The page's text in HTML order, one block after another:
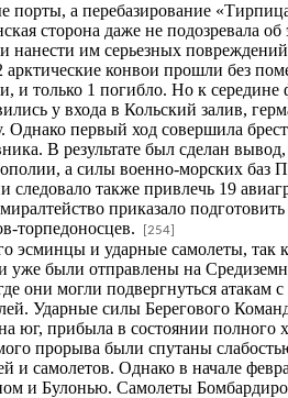
порты, а перебазирование
сторона даже не подозревала
им серьезных
конвои прошли без
только 1 погибло. Но к середине
у входа в Кольский залив,
первый ход совершила
В результате был сделан
а силы военно-морских баз
также привлечь 19
приказало подготовить
торпедоносцев.
[254]
и ударные самолеты, так
уже были отправлены на
они могли подвергнуться атакам
Ударные силы Берегового
юг, прибыла в состоянии полного
прорыва были спутаны
и самолетов. Однако в начале
и Булонью. Самолеты